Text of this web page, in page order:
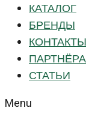
КАТАЛОГ
БРЕНДЫ
КОНТАКТЫ
СТАТЬИ
Menu